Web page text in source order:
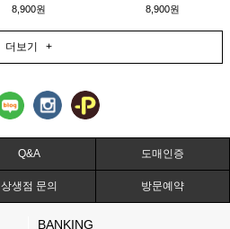
8,900원
8,900원
더보기 +
Q&A 도매인증
상생점 문의 방문예약
BANKING